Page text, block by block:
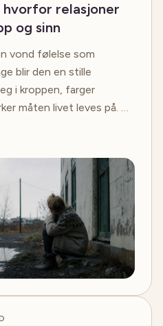
hvorfor relasjoner
og sinn
vond følelse som
blir den en stille
i kroppen, farger
måten livet leves på. …